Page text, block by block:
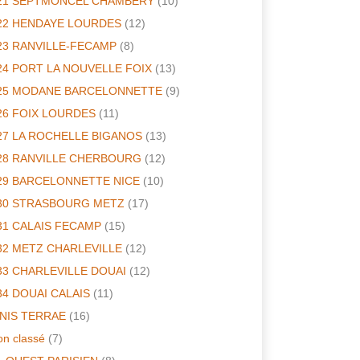
HENDAYE LOURDES (12)
RANVILLE-FECAMP (8)
PORT LA NOUVELLE FOIX (13)
MODANE BARCELONNETTE (9)
FOIX LOURDES (11)
LA ROCHELLE BIGANOS (13)
RANVILLE CHERBOURG (12)
BARCELONNETTE NICE (10)
STRASBOURG METZ (17)
CALAIS FECAMP (15)
METZ CHARLEVILLE (12)
CHARLEVILLE DOUAI (12)
DOUAI CALAIS (11)
TERRAE (16)
classé (7)